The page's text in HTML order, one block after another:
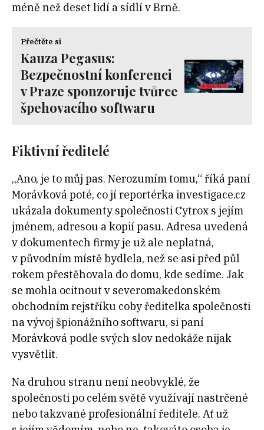
méně než deset lidí a sídlí v Brně.
Přečtěte si
Kauza Pegasus:
Bezpečnostní konferenci
v Praze sponzoruje tvůrce
špehovacího softwaru
Fiktivní ředitelé
„Ano, je to můj pas. Nerozumím tomu,“ říká paní
Morávková poté, co jí reportérka investigace.cz
ukázala dokumenty společnosti Cytrox s jejím
jménem, adresou a kopií pasu. Adresa uvedená
v dokumentech firmy je už ale neplatná,
v původním místě bydlela, než se asi před půl
rokem přestěhovala do domu, kde sedíme. Jak
se mohla ocitnout v severomakedonském
obchodním rejstříku coby ředitelka společnosti
na vývoj špionážního softwaru, si paní
Morávková podle svých slov nedokáže nijak
vysvětlit.
Na druhou stranu není neobvyklé, že
společnosti po celém světě využívají nastrčené
nebo takzvané profesionální ředitele. Ať už